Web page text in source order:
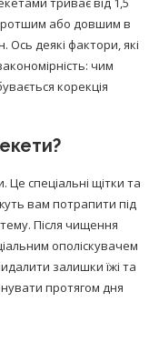
або довшим в
Ось деякі фактори, які
чим
корекція
Це спеціальні щітки та
вам потрапити під
Після чищення
ополіскувачем
залишки їжі та
протягом дня